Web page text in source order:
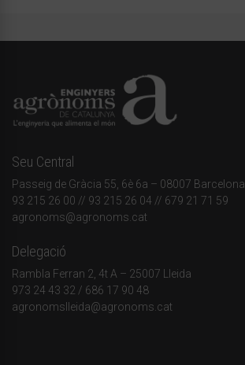
Seu Central
Passeig de Gràcia 55, 6è 6a – 08007 Barcelona
93 215 26 00 // 93 215 26 04 // 679 21 71 59
agronoms@agronoms.cat
Delegació
Rambla Ferran 2, 4t A – 25007 Lleida
973 24 43 32 / 686 17 90 48
agronomslleida@agronoms.cat